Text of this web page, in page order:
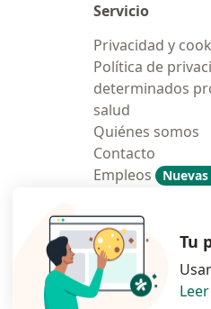
Servicio
Privacidad y
Política de
determinados
salud
Quiénes somos
Contacto
Empleos
Contratación
Tu